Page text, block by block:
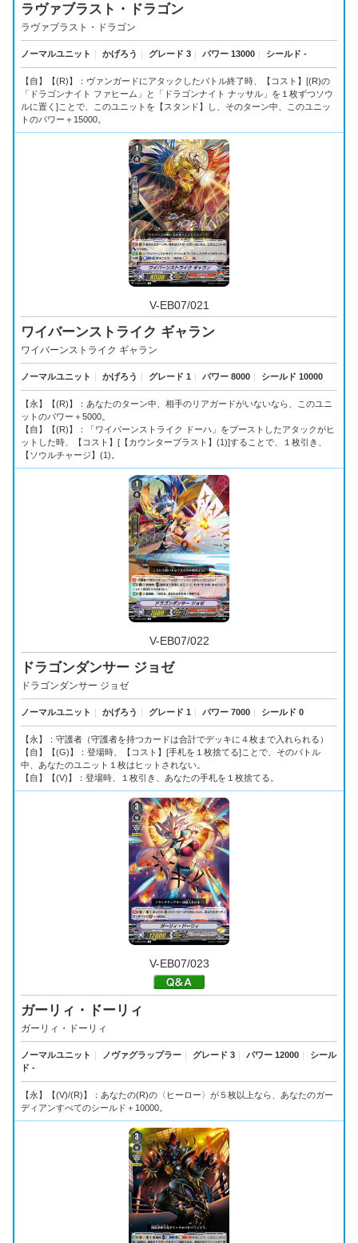
ラヴァブラスト・ドラゴン
ラヴァブラスト・ドラゴン
ノーマルユニット かげろう グレード 3 パワー 13000 シールド -
【自】【(R)】：ヴァンガードにアタックしたバトル終了時、【コスト】[(R)の
「ドラゴンナイト ファヒーム」と「ドラゴンナイト ナッサル」を１枚ずつソウ
ルに置く]ことで、このユニットを【スタンド】し、そのターン中、このユニッ
トのパワー＋15000。
V-EB07/021
ワイバーンストライク ギャラン
ワイバーンストライク ギャラン
ノーマルユニット かげろう グレード 1 パワー 8000 シールド 10000
【永】【(R)】：あなたのターン中、相手のリアガードがいないなら、このユニ
ットのパワー＋5000。
【自】【(R)】：「ワイバーンストライク ドーハ」をブーストしたアタックがヒ
ットした時、【コスト】[【カウンターブラスト】(1)]することで、１枚引き、
【ソウルチャージ】(1)。
V-EB07/022
ドラゴンダンサー ジョゼ
ドラゴンダンサー ジョゼ
ノーマルユニット かげろう グレード 1 パワー 7000 シールド 0
【永】：守護者（守護者を持つカードは合計でデッキに４枚まで入れられる）
【自】【(G)】：登場時、【コスト】[手札を１枚捨てる]ことで、そのバトル
中、あなたのユニット１枚はヒットされない。
【自】【(V)】：登場時、１枚引き、あなたの手札を１枚捨てる。
V-EB07/023
ガーリィ・ドーリィ
ガーリィ・ドーリィ
ノーマルユニット ノヴァグラップラー グレード 3 パワー 12000
シール
ド -
【永】【(V)/(R)】：あなたの(R)の〈ヒーロー〉が５枚以上なら、あなたのガー
ディアンすべてのシールド＋10000。